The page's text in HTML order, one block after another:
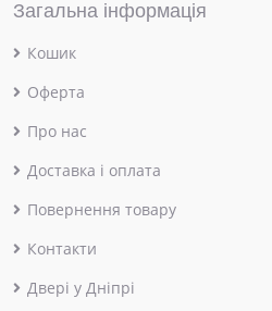
Загальна інформація
Кошик
Оферта
Про нас
Доставка і оплата
Повернення товару
Контакти
Двері у Дніпрі